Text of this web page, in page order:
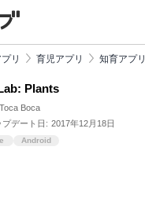
リ 育児アプリ 知育アプリ
Plants
Toca Boca
プデート日: 2017年12月18日
Android